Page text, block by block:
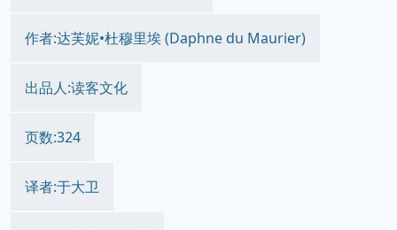
作者:达芙妮•杜穆里埃 (Daphne du Maurier)
出品人:读客文化
页数:324
译者:于大卫